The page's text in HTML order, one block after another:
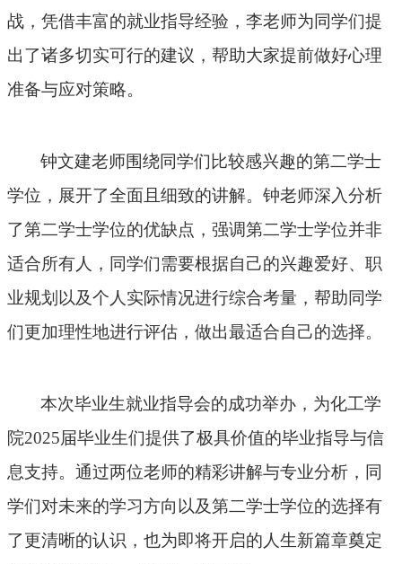
战，凭借丰富的就业指导经验，李老师为同学们提
出了诸多切实可行的建议，帮助大家提前做好心理
准备与应对策略。
钟文建老师围绕同学们比较感兴趣的第二学士
学位，展开了全面且细致的讲解。钟老师深入分析
了第二学士学位的优缺点，强调第二学士学位并非
适合所有人，同学们需要根据自己的兴趣爱好、职
业规划以及个人实际情况进行综合考量，帮助同学
们更加理性地进行评估，做出最适合自己的选择。
本次毕业生就业指导会的成功举办，为化工学
院2025届毕业生们提供了极具价值的毕业指导与信
息支持。通过两位老师的精彩讲解与专业分析，同
学们对未来的学习方向以及第二学士学位的选择有
了更清晰的认识，也为即将开启的人生新篇章奠定